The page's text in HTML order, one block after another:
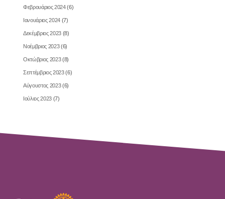
Φεβρουάριος 2024(6)
Ιανουάριος 2024 (7)
Δεκέμβριος 2023 (8)
Νοέμβριος 2023(6)
Οκτώβριος 2023(8)
Σεπτέμβριος 2023(6)
Αύγουστος 2023(6)
Ιούλιος 2023 (7)